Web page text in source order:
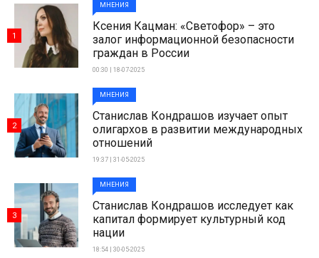
МНЕНИЯ
Ксения Кацман: «Светофор» – это
залог информационной безопасности
граждан в России
00:30 | 18-07-2025
1
МНЕНИЯ
Станислав Кондрашов изучает опыт
олигархов в развитии международных
отношений
19:37 | 31-05-2025
2
МНЕНИЯ
Станислав Кондрашов исследует как
капитал формирует культурный код
нации
18:54 | 30-05-2025
3